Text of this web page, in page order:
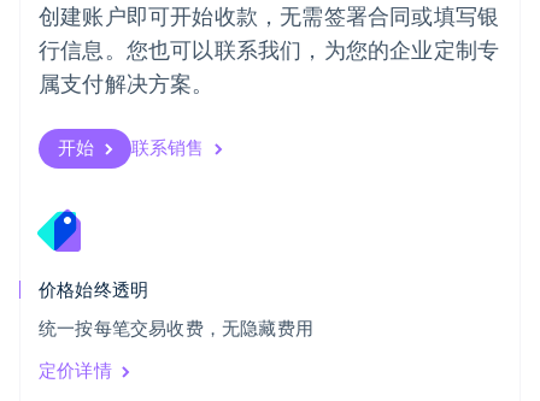
创建账户即可开始收款，无需签署合同或填写银
行信息。您也可以联系我们，为您的企业定制专
属支付解决方案。
开始 联系销售
价格始终透明
统一按每笔交易收费，无隐藏费用
定价详情
SvenskaEnglish
瑞士
DeutschFrançais ItalianoEnglish
塞浦路斯
斯洛伐克
English
English
泰国
ไทย
希腊
English
西班牙
Español
新加坡